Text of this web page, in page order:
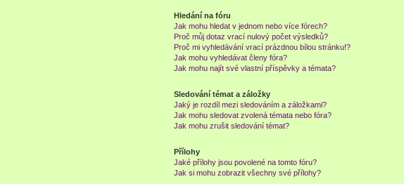
Hledání na fóru
Jak mohu hledat v jednom nebo více fórech?
Proč můj dotaz vrací nulový počet výsledků?
Proč mi vyhledávání vrací prázdnou bílou stránku!?
Jak mohu vyhledávat členy fóra?
Jak mohu najít své vlastní příspěvky a témata?
Sledování témat a záložky
Jaký je rozdíl mezi sledováním a záložkami?
Jak mohu sledovat zvolená témata nebo fóra?
Jak mohu zrušit sledování témat?
Přílohy
Jaké přílohy jsou povolené na tomto fóru?
Jak si mohu zobrazit všechny své přílohy?